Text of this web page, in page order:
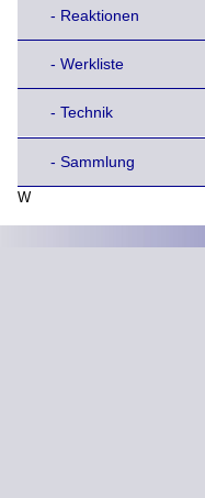
- Reaktionen
- Werkliste
- Technik
- Sammlung
W